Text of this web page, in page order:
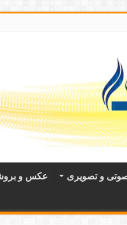
و تصویری عکس و